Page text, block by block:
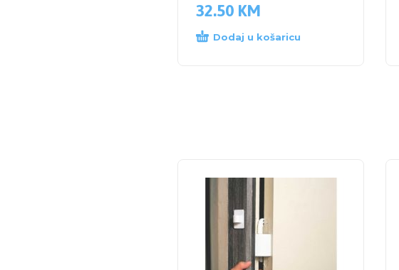
32.50 KM
Dodaj u košaricu